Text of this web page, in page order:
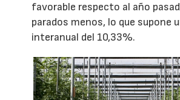
favorable respecto al año
parados menos, lo que supone
interanual del 10,33%.